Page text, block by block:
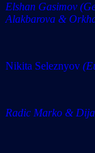
Elshan
Alakbarova &
Nikita Seleznyov
Radic Marko &